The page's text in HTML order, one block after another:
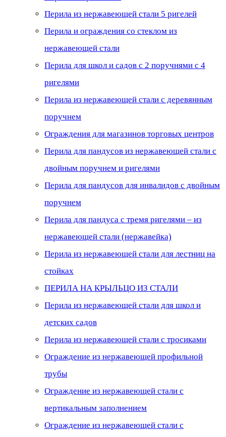
Перила из нержавеющей стали 5 ригелей
Перила и ограждения со стеклом из
нержавеющей стали
Перила для школ и садов с 2 поручнями с 4
ригелями
Перила из нержавеющей стали с деревянным
поручнем
Ограждения для магазинов торговых центров
Перила для пандусов из нержавеющей стали с
двойным поручнем и ригелями
Перила для пандусов для инвалидов с двойным
поручнем
Перила для пандуса с тремя ригелями – из
нержавеющей стали (нержавейка)
Перила из нержавеющей стали для лестниц на
стойках
ПЕРИЛА НА КРЫЛЬЦО ИЗ СТАЛИ
Перила из нержавеющей стали для школ и
детских садов
Перила из нержавеющей стали с тросиками
Ограждение из нержавеющей профильной
трубы
Ограждение из нержавеющей стали с
вертикальным заполнением
Ограждение из нержавеющей стали с